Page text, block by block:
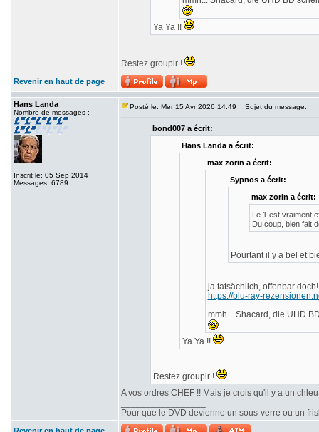
Ya Ya !!
Restez groupir !
Revenir en haut de page
Hans Landa
Nombre de messages :
Inscrit le: 05 Sep 2014
Messages: 6789
Posté le: Mer 15 Avr 2026 14:49 Sujet du message:
bond007 a écrit:
Hans Landa a écrit:
max zorin a écrit:
Sypnos a écrit:
max zorin a écrit:
Le 1 est vraiment
Du coup, bien fait
Pourtant il y a bel et
ja tatsächlich, offenbar
https://blu-ray-
mmh... Shacard, die UHD
Ya Ya !!
Restez groupir !
A vos ordres CHEF !! Mais je crois qu'il y a un
Pour que le DVD devienne un sous-verre ou un